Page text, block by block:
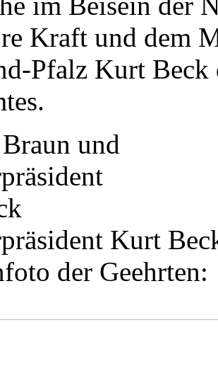
Kraft und dem
Pfalz Kurt Beck
Kurt
der Geehrten: